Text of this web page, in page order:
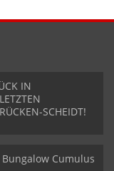
IN
SCHEIDT!
Cumulus